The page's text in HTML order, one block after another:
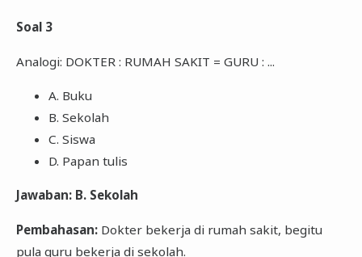
Soal 3
Analogi: DOKTER : RUMAH SAKIT = GURU : ...
A. Buku
B. Sekolah
C. Siswa
D. Papan tulis
Jawaban: B. Sekolah
Pembahasan:Dokter bekerja di rumah sakit, begitu
pula guru bekerja di sekolah.